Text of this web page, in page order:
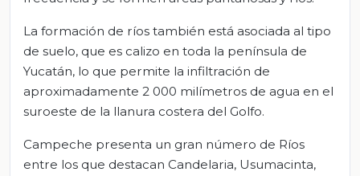
La formación de ríos también está asociada al tipo
de suelo, que es calizo en toda la península de
Yucatán, lo que permite la infiltración de
aproximadamente 2 000 milímetros de agua en el
suroeste de la llanura costera del Golfo.
Campeche presenta un gran número de Ríos
entre los que destacan Candelaria, Usumacinta,